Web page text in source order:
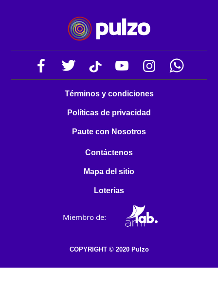
Términos y condiciones
Políticas de privacidad
Paute con Nosotros
Contáctenos
Mapa del sitio
Loterías
Miembro de:
COPYRIGHT © 2020 Pulzo